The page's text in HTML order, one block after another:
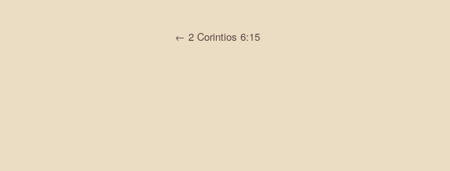
← 2 Corintios 6:15